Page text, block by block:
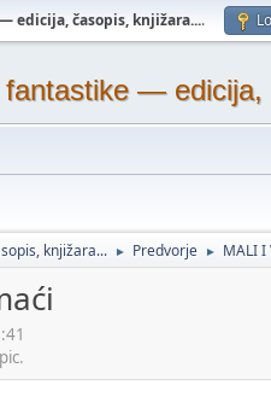
edicija, časopis, knjižara....
— edicija,
knjižara... ► Predvorje ► MALI I